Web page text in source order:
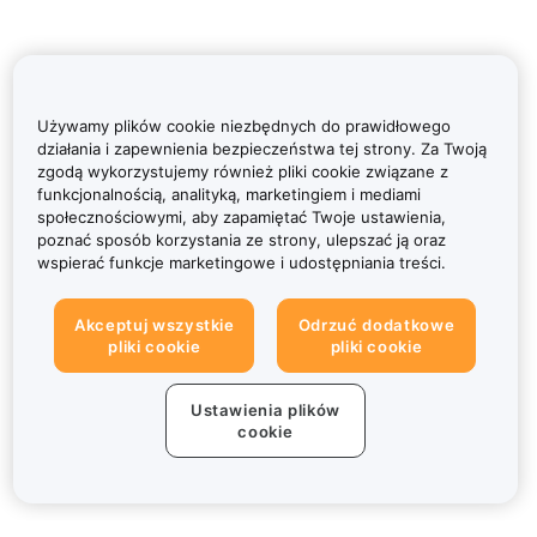
Używamy plików cookie niezbędnych do prawidłowego
działania i zapewnienia bezpieczeństwa tej strony. Za Twoją
zgodą wykorzystujemy również pliki cookie związane z
funkcjonalnością, analityką, marketingiem i mediami
społecznościowymi, aby zapamiętać Twoje ustawienia,
poznać sposób korzystania ze strony, ulepszać ją oraz
wspierać funkcje marketingowe i udostępniania treści.
Akceptuj wszystkie
pliki cookie
Odrzuć dodatkowe
pliki cookie
Ustawienia plików
cookie